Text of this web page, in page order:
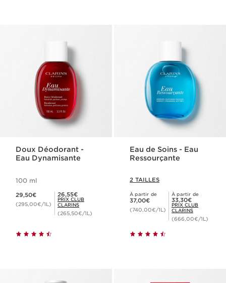
Doux Déodorant -
Eau Dynamisante
100 ml
29,50€
(295,00€/1L)
Prix Club Clarins 26,55€
26,55€
PRIX CLUB
CLARINS
(265,50€/1L)
Eau de Soins - Eau
Ressourçante
2 TAILLES
À partir de
Nouveau prix 37,00€
37,00€
(740,00€/1L)
À partir de
Prix Club Clarins 33,30€
33,30€
PRIX CLUB
CLARINS
(666,00€/1L)